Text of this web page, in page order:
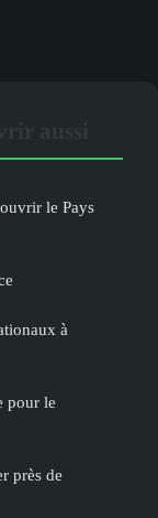
le Pays
à
pour le
près de